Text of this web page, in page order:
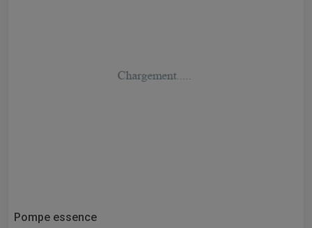
Pompe essence